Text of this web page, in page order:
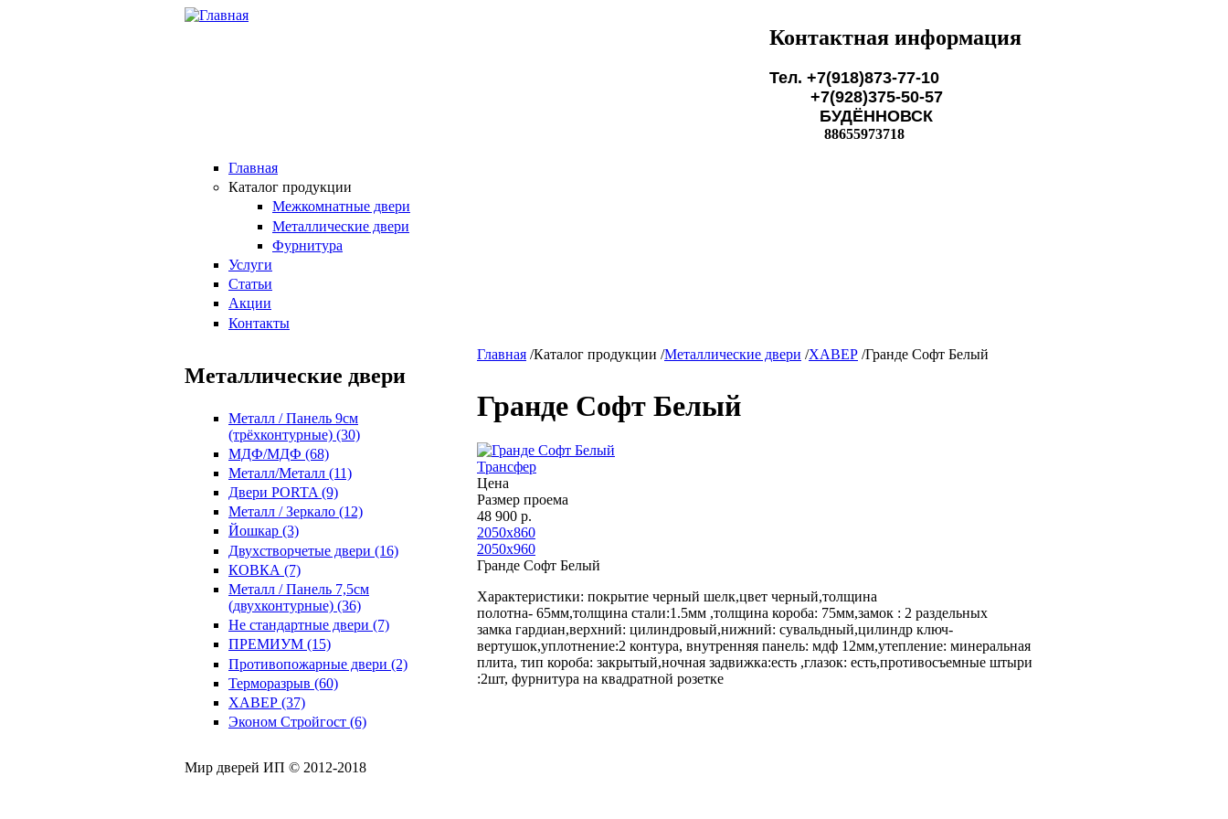
Перейти к основному содержанию
Контактная информация
Тел. +7(918)873-77-10
+7(928)375-50-57
БУДЁННОВСК
88655973718
Главная
Каталог продукции
Межкомнатные двери
Металлические двери
Фурнитура
Услуги
Статьи
Акции
Контакты
Металлические двери
Металл / Панель 9см
(трёхконтурные) (30)
МДФ/МДФ (68)
Металл/Металл (11)
Двери PORTA (9)
Металл / Зеркало (12)
Йошкар (3)
Двухстворчетые двери (16)
КОВКА (7)
Металл / Панель 7,5см
(двухконтурные) (36)
Не стандартные двери (7)
ПРЕМИУМ (15)
Противопожарные двери (2)
Терморазрыв (60)
ХАВЕР (37)
Эконом Стройгост (6)
Главная /Каталог продукции /Металлические двери /ХАВЕР /Гранде Софт Белый
Гранде Софт Белый
Трансфер
Цена
Размер проема
48 900 р.
2050х860
2050х960
Гранде Софт Белый
Характеристики: покрытие черный шелк,цвет черный,толщина
полотна- 65мм,толщина стали:1.5мм ,толщина короба: 75мм,замок : 2 раздельных
замка гардиан,верхний: цилиндровый,нижний: сувальдный,цилиндр ключ-
вертушок,уплотнение:2 контура, внутренняя панель: мдф 12мм,утепление: минеральная
плита, тип короба: закрытый,ночная задвижка:есть ,глазок: есть,противосъемные штыри
:2шт, фурнитура на квадратной розетке
Мир дверей ИП © 2012-2018